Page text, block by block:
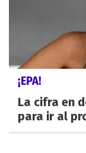
¡EPA!
La cifra en
para ir al